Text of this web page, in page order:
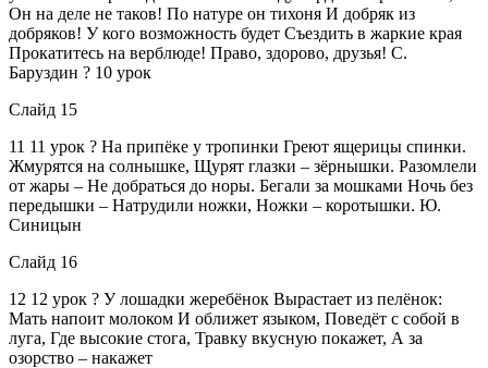
Он на деле не таков! По натуре он тихоня И добряк из
добряков! У кого возможность будет Съездить в жаркие края
Прокатитесь на верблюде! Право, здорово, друзья! С.
Баруздин ? 10 урок
Слайд 15
11 11 урок ? На припёке у тропинки Греют ящерицы спинки.
Жмурятся на солнышке, Щурят глазки – зёрнышки. Разомлели
от жары – Не добраться до норы. Бегали за мошками Ночь без
передышки – Натрудили ножки, Ножки – коротышки. Ю.
Синицын
Слайд 16
12 12 урок ? У лошадки жеребёнок Вырастает из пелёнок:
Мать напоит молоком И оближет языком, Поведёт с собой в
луга, Где высокие стога, Травку вкусную покажет, А за
озорство – накажет